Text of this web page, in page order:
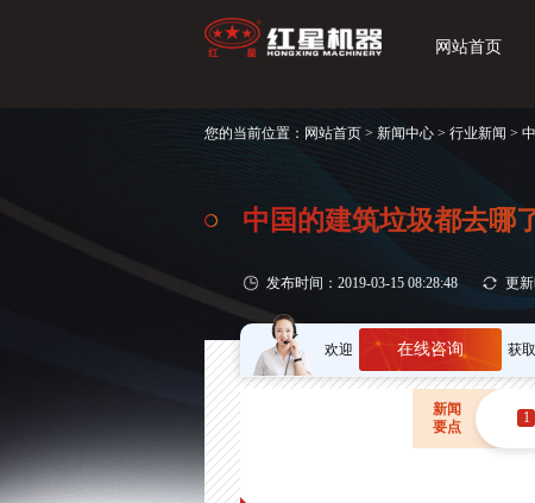
网站首页
您的当前位置： 网站首页 > 新闻中心 > 行业新闻 >
中国的建筑垃圾都去哪
发布时间：2019-03-15 08:28:48 更新
欢迎 在线咨询 获
新闻
要点
1